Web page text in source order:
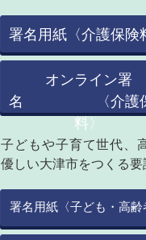
署名用紙〈介護保険
オンライン署
名 〈介護保
料〉
子どもや子育て世代、
優しい大津市をつくる要
署名用紙〈子ども・高齢